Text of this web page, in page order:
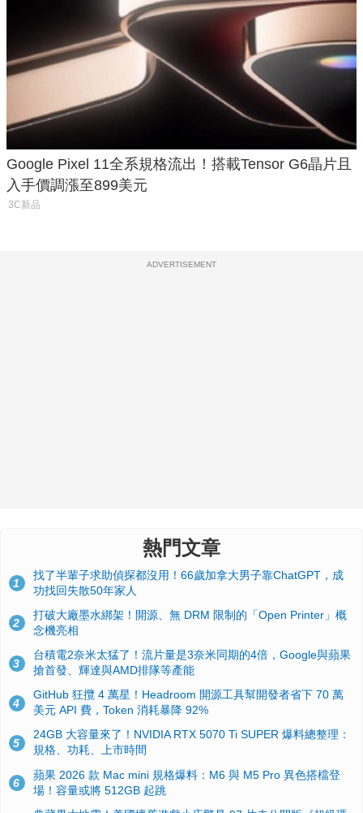
Google Pixel 11全系規格流出！搭載Tensor G6晶片且
入手價調漲至899美元
3C新品
ADVERTISEMENT
熱門文章
1
找了半輩子求助偵探都沒用！66歲加拿大男子靠ChatGPT，成
功找回失散50年家人
2
打破大廠墨水綁架！開源、無 DRM 限制的「Open Printer」概
念機亮相
3
台積電2奈米太猛了！流片量是3奈米同期的4倍，Google與蘋果
搶首發、輝達與AMD排隊等產能
4
GitHub 狂攬 4 萬星！Headroom 開源工具幫開發者省下 70 萬
美元 API 費，Token 消耗暴降 92%
5
24GB 大容量來了！NVIDIA RTX 5070 Ti SUPER 爆料總整理：
規格、功耗、上市時間
6
蘋果 2026 款 Mac mini 規格爆料：M6 與 M5 Pro 異色搭檔登
場！容量或將 512GB 起跳